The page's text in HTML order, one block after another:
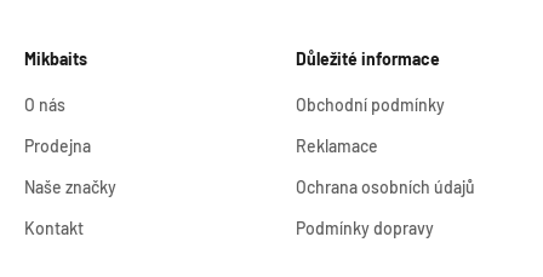
Mikbaits
O nás
Prodejna
Naše značky
Kontakt
Důležité informace
Obchodní podmínky
Reklamace
Ochrana osobních údajů
Podmínky dopravy